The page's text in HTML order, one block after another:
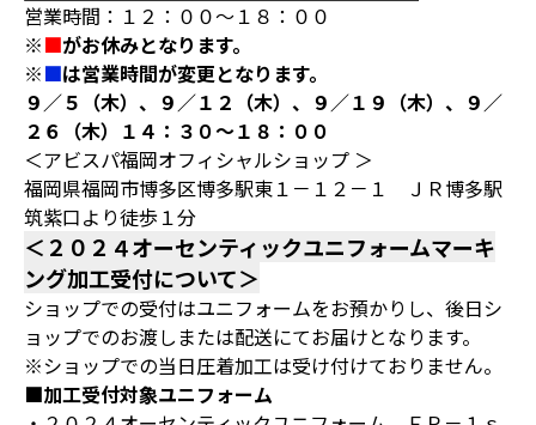
営業時間：１２：００～１８：００
※■がお休みとなります。
※■は営業時間が変更となります。
９／５（木）、９／１２（木）、９／１９（木）、９／
２６（木）１４：３０～１８：００
＜アビスパ福岡オフィシャルショップ ＞
福岡県福岡市博多区博多駅東１－１２－１ ＪＲ博多駅
筑紫口より徒歩１分
＜２０２４オーセンティックユニフォームマーキ
ング加工受付について＞
ショップでの受付はユニフォームをお預かりし、後日シ
ョップでのお渡しまたは配送にてお届けとなります。
※ショップでの当日圧着加工は受け付けておりません。
■加工受付対象ユニフォーム